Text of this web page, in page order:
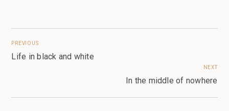
PREVIOUS
Life in black and white
NEXT
In the middle of nowhere